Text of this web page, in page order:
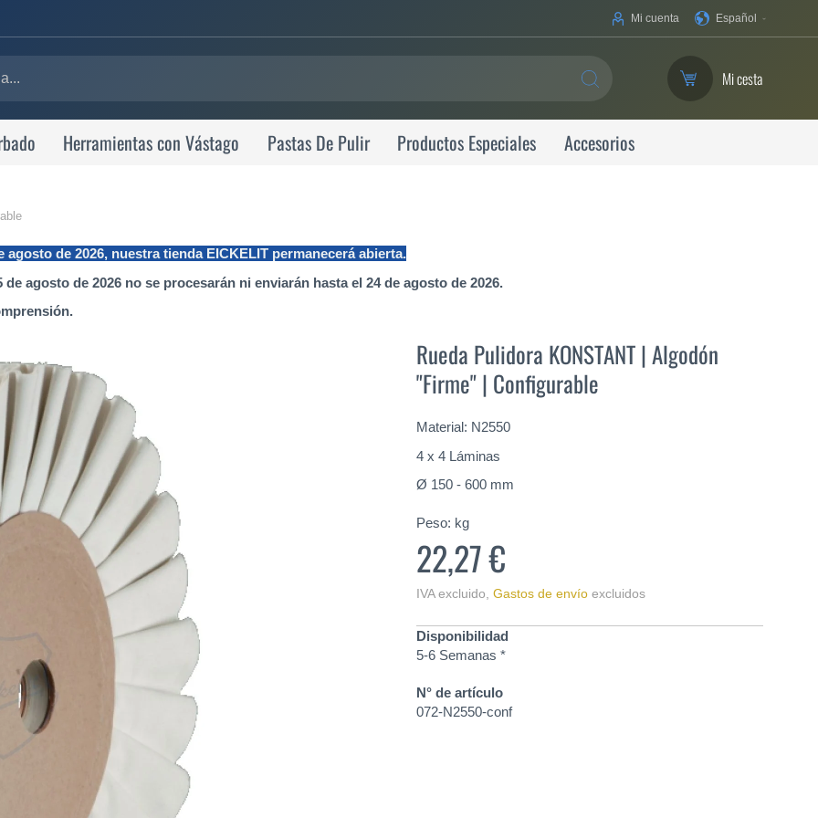
Su
Español
Mi cuenta
SEARCH Mi cesta
Herramientas con Vástago Pastas De Pulir Productos Especiales Accesorios
de 2026, nuestra tienda EICKELIT permanecerá abierta.
agosto de 2026 no se procesarán ni enviarán hasta el 24 de agosto de 2026.
Rueda Pulidora KONSTANT | Algodón
"Firme" | Configurable
Material: N2550
4 x 4 Láminas
Ø 150 - 600 mm
Peso: kg
22,27 €
IVA excluido Gastos de envío excluidos
Disponibilidad
5-6 Semanas *
N° de artículo
072-N2550-conf